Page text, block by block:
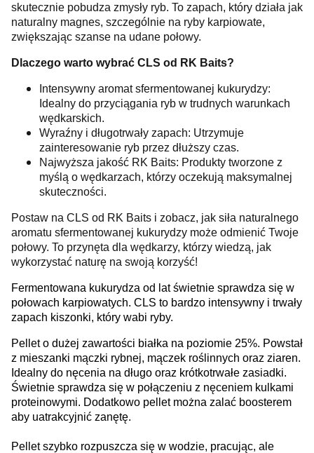
skutecznie pobudza zmysły ryb. To zapach, który działa jak
naturalny magnes, szczególnie na ryby karpiowate,
zwiększając szanse na udane połowy.
Dlaczego warto wybrać CLS od RK Baits?
Intensywny aromat sfermentowanej kukurydzy:
Idealny do przyciągania ryb w trudnych warunkach
wędkarskich.
Wyraźny i długotrwały zapach: Utrzymuje
zainteresowanie ryb przez dłuższy czas.
Najwyższa jakość RK Baits: Produkty tworzone z
myślą o wędkarzach, którzy oczekują maksymalnej
skuteczności.
Postaw na CLS od RK Baits i zobacz, jak siła naturalnego
aromatu sfermentowanej kukurydzy może odmienić Twoje
połowy. To przynęta dla wędkarzy, którzy wiedzą, jak
wykorzystać naturę na swoją korzyść!
Fermentowana kukurydza od lat świetnie sprawdza się w
połowach karpiowatych. CLS to bardzo intensywny i trwały
zapach kiszonki, który wabi ryby.
Pellet o dużej zawartości białka na poziomie 25%. Powstał
z mieszanki mączki rybnej, mączek roślinnych oraz ziaren.
Idealny do nęcenia na długo oraz krótkotrwałe zasiadki.
Świetnie sprawdza się w połączeniu z nęceniem kulkami
proteinowymi. Dodatkowo pellet można zalać boosterem
aby uatrakcyjnić zanętę.
Pellet szybko rozpuszcza się w wodzie, pracując, ale